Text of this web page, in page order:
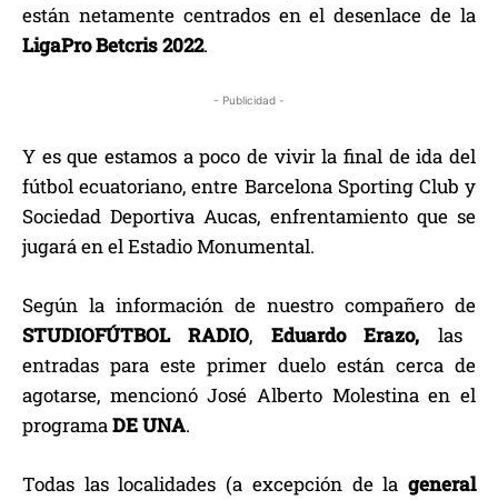
están netamente centrados en el desenlace de la
LigaPro Betcris 2022.
- Publicidad -
Y es que estamos a poco de vivir la final de ida del
fútbol ecuatoriano, entre Barcelona Sporting Club y
Sociedad Deportiva Aucas, enfrentamiento que se
jugará en el Estadio Monumental.
Según la información de nuestro compañero de
STUDIOFÚTBOL RADIO, Eduardo Erazo, las
entradas para este primer duelo están cerca de
agotarse, mencionó José Alberto Molestina en el
programaDE UNA.
Todas las localidades (a excepción de la general